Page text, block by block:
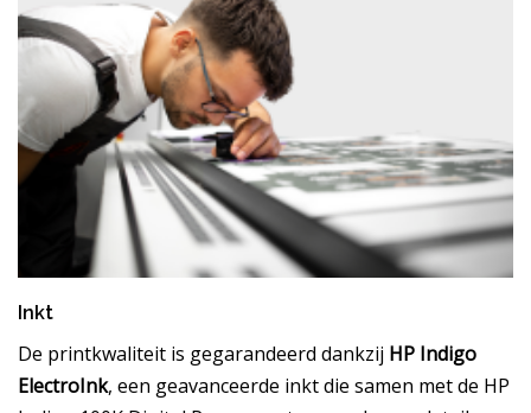
Inkt
De printkwaliteit is gegarandeerd dankzij HP Indigo
ElectroInk, een geavanceerde inkt die samen met de HP